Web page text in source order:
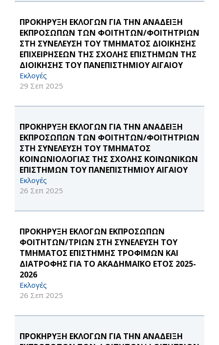
ΠΡΟΚΗΡΥΞΗ ΕΚΛΟΓΩΝ ΓΙΑ ΤΗΝ ΑΝΑΔΕΙΞΗ
ΕΚΠΡΟΣΩΠΩΝ ΤΩΝ ΦΟΙΤΗΤΩΝ/ΦΟΙΤΗΤΡΙΩΝ
ΣΤΗ ΣΥΝΕΛΕΥΣΗ ΤΟΥ ΤΜΗΜΑΤΟΣ ΔΙΟΙΚΗΣΗΣ
ΕΠΙΧΕΙΡΗΣΕΩΝ ΤΗΣ ΣΧΟΛΗΣ ΕΠΙΣΤΗΜΩΝ ΤΗΣ
ΔΙΟΙΚΗΣΗΣ ΤΟΥ ΠΑΝΕΠΙΣΤΗΜΙΟΥ ΑΙΓΑΙΟΥ
Εκλογές
29 Σεπ 2025
ΠΡΟΚΗΡΥΞΗ ΕΚΛΟΓΩΝ ΓΙΑ ΤΗΝ ΑΝΑΔΕΙΞΗ
ΕΚΠΡΟΣΩΠΩΝ ΤΩΝ ΦΟΙΤΗΤΩΝ/ΦΟΙΤΗΤΡΙΩΝ
ΣΤΗ ΣΥΝΕΛΕΥΣΗ ΤΟΥ ΤΜΗΜΑΤΟΣ
ΚΟΙΝΩΝΙΟΛΟΓΙΑΣ ΤΗΣ ΣΧΟΛΗΣ ΚΟΙΝΩΝΙΚΩΝ
ΕΠΙΣΤΗΜΩΝ ΤΟΥ ΠΑΝΕΠΙΣΤΗΜΙΟΥ ΑΙΓΑΙΟΥ
Εκλογές
26 Σεπ 2025
ΠΡΟΚΗΡΥΞΗ ΕΚΛΟΓΩΝ ΕΚΠΡΟΣΩΠΩΝ
ΦΟΙΤΗΤΩΝ/ΤΡΙΩΝ ΣΤΗ ΣΥΝΕΛΕΥΣΗ ΤΟΥ
ΤΜΗΜΑΤΟΣ ΕΠΙΣΤΗΜΗΣ ΤΡΟΦΙΜΩΝ ΚΑΙ
ΔΙΑΤΡΟΦΗΣ ΓΙΑ ΤΟ ΑΚΑΔΗΜΑΪΚΟ ΕΤΟΣ 2025-
2026
Εκλογές
26 Σεπ 2025
ΠΡΟΚΗΡΥΞΗ ΕΚΛΟΓΩΝ ΓΙΑ ΤΗΝ ΑΝΑΔΕΙΞΗ